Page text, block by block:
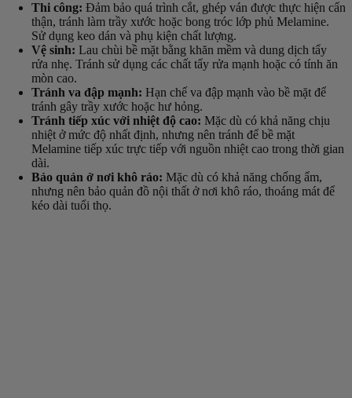
Thi công: Đảm bảo quá trình cắt, ghép ván được thực hiện cẩn
thận, tránh làm trầy xước hoặc bong tróc lớp phủ Melamine.
Sử dụng keo dán và phụ kiện chất lượng.
Vệ sinh: Lau chùi bề mặt bằng khăn mềm và dung dịch tẩy
rửa nhẹ. Tránh sử dụng các chất tẩy rửa mạnh hoặc có tính ăn
mòn cao.
Tránh va đập mạnh: Hạn chế va đập mạnh vào bề mặt để
tránh gây trầy xước hoặc hư hỏng.
Tránh tiếp xúc với nhiệt độ cao: Mặc dù có khả năng chịu
nhiệt ở mức độ nhất định, nhưng nên tránh để bề mặt
Melamine tiếp xúc trực tiếp với nguồn nhiệt cao trong thời gian
dài.
Bảo quản ở nơi khô ráo: Mặc dù có khả năng chống ẩm,
nhưng nên bảo quản đồ nội thất ở nơi khô ráo, thoáng mát để
kéo dài tuổi thọ.